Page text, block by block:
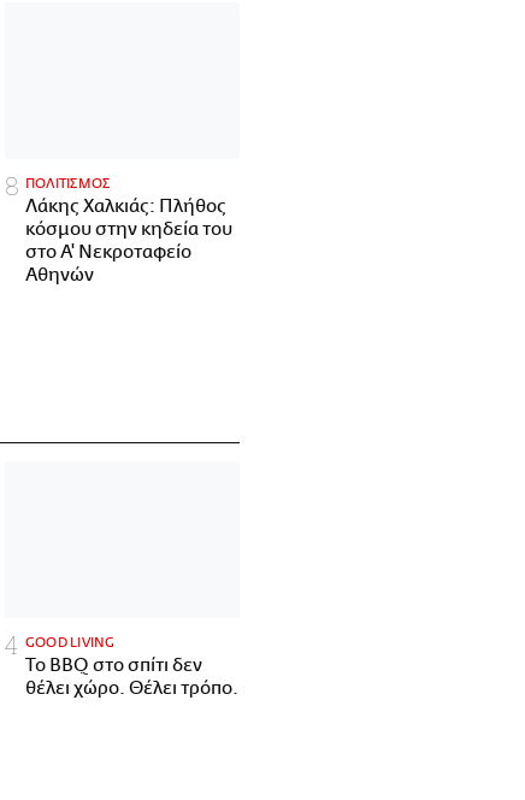
ΠΟΛΙΤΙΣΜΟΣ
Λάκης Χαλκιάς: Πλήθος
κόσμου στην κηδεία του
στο Α' Νεκροταφείο
Αθηνών
GOOD LIVING
Το BBQ στο σπίτι δεν
θέλει χώρο. Θέλει τρόπο.